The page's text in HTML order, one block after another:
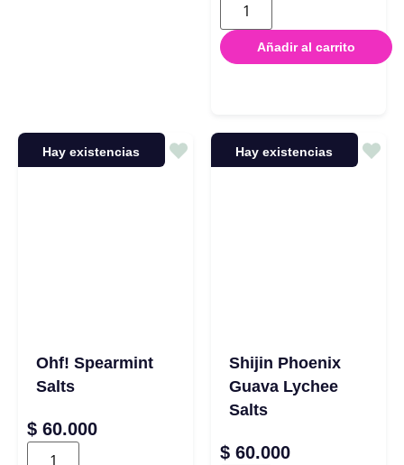
Añadir al carrito
Hay existencias
Ohf! Spearmint
Salts
$ 60.000
Hay existencias
Shijin Phoenix
Guava Lychee
Salts
$ 60.000